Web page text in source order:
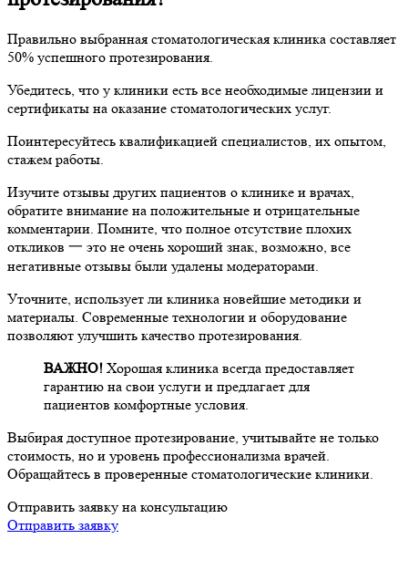
Правильно выбранная стоматологическая клиника составляет
50% успешного протезирования.
Убедитесь, что у клиники есть все необходимые лицензии и
сертификаты на оказание стоматологических услуг.
Поинтересуйтесь квалификацией специалистов, их опытом,
стажем работы.
Изучите отзывы других пациентов о клинике и врачах,
обратите внимание на положительные и отрицательные
комментарии. Помните, что полное отсутствие плохих
откликов 一 это не очень хороший знак, возможно, все
негативные отзывы были удалены модераторами.
Уточните, использует ли клиника новейшие методики и
материалы. Современные технологии и оборудование
позволяют улучшить качество протезирования.
ВАЖНО! Хорошая клиника всегда предоставляет
гарантию на свои услуги и предлагает для
пациентов комфортные условия.
Выбирая доступное протезирование, учитывайте не только
стоимость, но и уровень профессионализма врачей.
Обращайтесь в проверенные стоматологические клиники.
Отправить заявку на консультацию
Отправить заявку